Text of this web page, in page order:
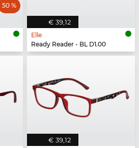
50 %
€ 39,12
Elle
Ready Reader - BL D1.00
€ 39,12